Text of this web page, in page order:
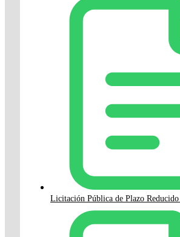
Licitación Pública de Plazo Reducido